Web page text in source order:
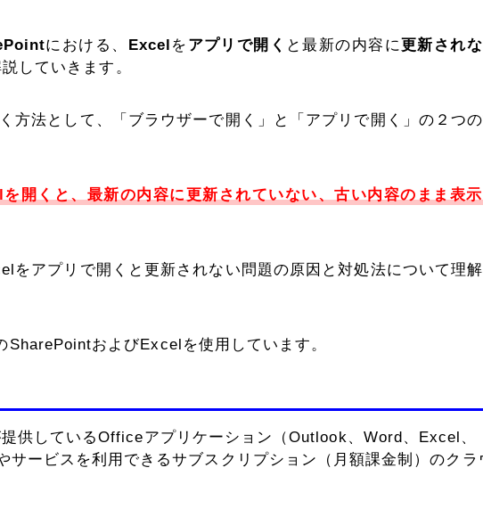
における、 Excel を アプリで開く と最新の内容に更新され
していきます。
方法として、「ブラウザーで開く」と「アプリで開く」の２つ
を開くと、最新の内容に更新されていない、古い内容のまま表
をアプリで開くと更新されない問題の原因と対処法について理
およびExcelを使用しています。
供しているOfficeアプリケーション（Outlook、Word、Excel、
ービスを利用できるサブスクリプション（月額課金制）のクラ